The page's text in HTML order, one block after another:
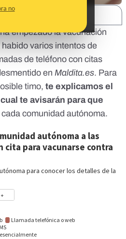
no
empezado la vacunación
varios intentos de
de teléfono con citas
en Maldita.es. Para
timo, te explicamos el
te avisarán para que
comunidad autónoma.